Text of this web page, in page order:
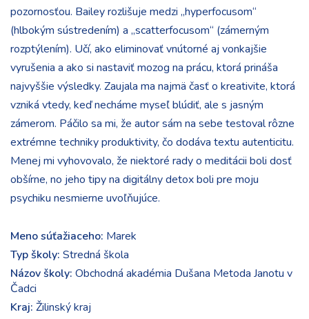
pozornosťou. Bailey rozlišuje medzi „hyperfocusom“
(hlbokým sústredením) a „scatterfocusom“ (zámerným
rozptýlením). Učí, ako eliminovať vnútorné aj vonkajšie
vyrušenia a ako si nastaviť mozog na prácu, ktorá prináša
najvyššie výsledky. Zaujala ma najmä časť o kreativite, ktorá
vzniká vtedy, keď necháme myseľ blúdiť, ale s jasným
zámerom. Páčilo sa mi, že autor sám na sebe testoval rôzne
extrémne techniky produktivity, čo dodáva textu autenticitu.
Menej mi vyhovovalo, že niektoré rady o meditácii boli dosť
obšírne, no jeho tipy na digitálny detox boli pre moju
psychiku nesmierne uvoľňujúce.
Meno súťažiaceho: Marek
Typ školy: Stredná škola
Názov školy: Obchodná akadémia Dušana Metoda Janotu v
Čadci
Kraj: Žilinský kraj